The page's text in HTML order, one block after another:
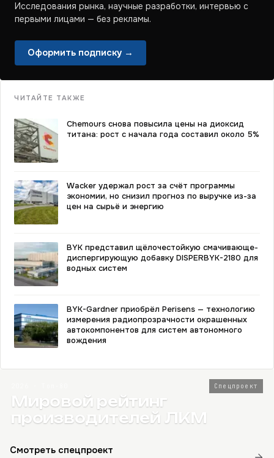
Исследования рынка, научные разработки, интервью с
первыми лицами — без рекламы.
Оформить подписку →
ЧИТАЙТЕ ТАКЖЕ
Chemours снова повысила цены на диоксид
титана: рост с начала года составил около 5%
Wacker удержал рост за счёт программы
экономии, но снизил прогноз по выручке из-за
цен на сырьё и энергию
BYK представил щёлочестойкую смачивающе-
диспергирующую добавку DISPERBYK-2180 для
водных систем
BYK-Gardner приобрёл Perisens — технологию
измерения радиопрозрачности окрашенных
автокомпонентов для систем автономного
вождения
Спецпроект
Мировой рейтинг
производителей ЛКМ
Смотреть спецпроект